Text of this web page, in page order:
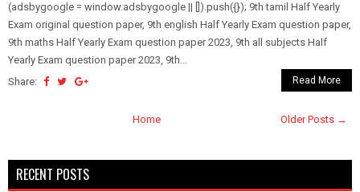
(adsbygoogle = window.adsbygoogle || []).push({}); 9th tamil Half Yearly
Exam original question paper, 9th english Half Yearly Exam question paper,
9th maths Half Yearly Exam question paper 2023, 9th all subjects Half
Yearly Exam question paper 2023, 9th...
Share:
Read More
Older Posts →
Home
RECENT POSTS